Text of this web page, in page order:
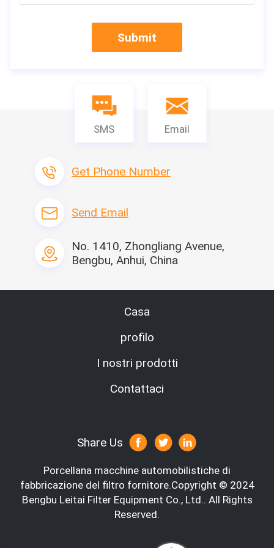
Submit
SMS Email
Get Phone Number
Send Email
No. 1410, Zhongliang Avenue,
Bengbu, Anhui, China
Casa
profilo
I nostri prodotti
Contattaci
Share Us
Porcellana macchine automobilistiche di
fabbricazione del filtro fornitore.Copyright © 2024
Bengbu Leitai Filter Equipment Co., Ltd.. All Rights
Reserved.